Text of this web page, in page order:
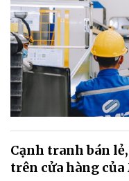
Cạnh tranh bán
trên cửa hàng của